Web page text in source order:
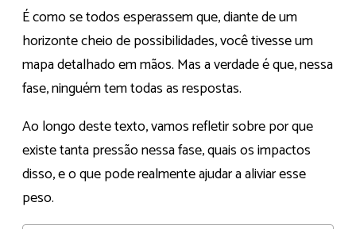
É como se todos esperassem que, diante de um
horizonte cheio de possibilidades, você tivesse um
mapa detalhado em mãos. Mas a verdade é que, nessa
fase, ninguém tem todas as respostas.
Ao longo deste texto, vamos refletir sobre por que
existe tanta pressão nessa fase, quais os impactos
disso, e o que pode realmente ajudar a aliviar esse
peso.